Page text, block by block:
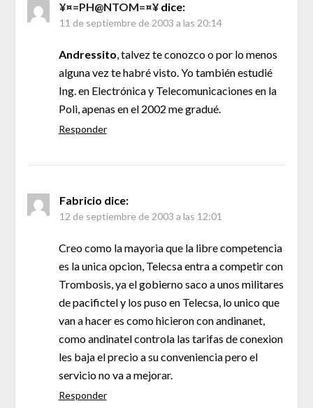
¥¤=PH@NTOM=¤¥ dice:
11 de septiembre de 2003 a las 20:14
Andressito, talvez te conozco o por lo menos
alguna vez te habré visto. Yo también estudié
Ing. en Electrónica y Telecomunicaciones en la
Poli, apenas en el 2002 me gradué.
Responder
Fabricio dice:
12 de septiembre de 2003 a las 12:01
Creo como la mayoria que la libre competencia
es la unica opcion, Telecsa entra a competir con
Trombosis, ya el gobierno saco a unos militares
de pacifictel y los puso en Telecsa, lo unico que
van a hacer es como hicieron con andinanet,
como andinatel controla las tarifas de conexion
les baja el precio a su conveniencia pero el
servicio no va a mejorar.
Responder